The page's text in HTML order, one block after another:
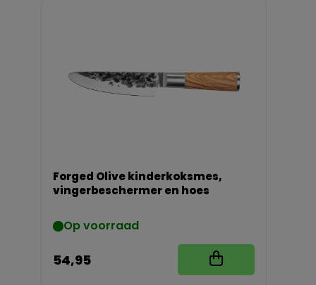
Forged Olive kinderkoksmes,
vingerbeschermer en hoes
Op voorraad
54,95